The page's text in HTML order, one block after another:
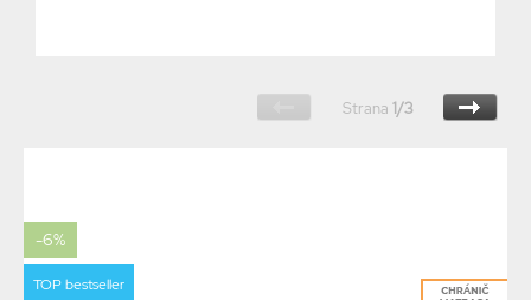
Strana 1/3
-6%
TOP bestseller